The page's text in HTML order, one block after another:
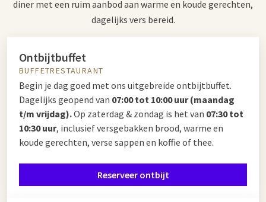
diner met een ruim aanbod aan warme en koude gerechten,
dagelijks vers bereid.
Ontbijtbuffet
BUFFETRESTAURANT
Begin je dag goed met ons uitgebreide ontbijtbuffet.
Dagelijks geopend van 07:00 tot 10:00 uur (maandag
t/m vrijdag).Op zaterdag & zondag is het van 07:30 tot
10:30 uur, inclusief versgebakken brood, warme en
koude gerechten, verse sappen en koffie of thee.
Reserveer ontbijt